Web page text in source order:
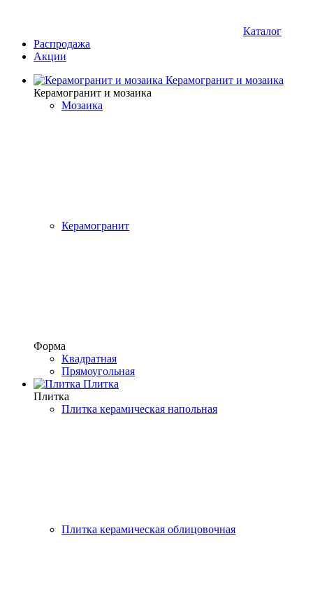
Каталог
Распродажа
Акции
Керамогранит и мозаика
Керамогранит и мозаика
Мозаика
Керамогранит
Форма
Квадратная
Прямоугольная
Плитка
Плитка
Плитка керамическая напольная
Плитка керамическая облицовочная